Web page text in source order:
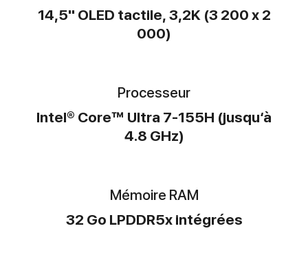
14,5" OLED tactile, 3,2K (3 200 x 2
000)
Processeur
Intel® Core™ Ultra 7-155H (jusqu‘à
4.8 GHz)
Mémoire RAM
32 Go LPDDR5x intégrées